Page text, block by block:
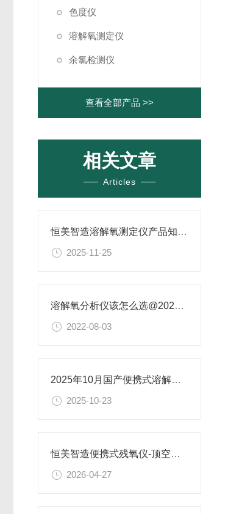
色度仪
溶解氧测定仪
余氯检测仪
查看全部产品 >>
相关文章
Articles
恒美智造溶解氧测定仪产品知识图谱报告书
2025-11-25
溶解氧分析仪该怎么选@2022选购指南
2022-08-03
2025年10月国产便携式溶解氧测定仪排名出炉，恒美智造自动识别传感器亮眼
2025-10-23
恒美智造便携式残氧仪-顶空气体分析仪-手持式顶空残氧包装检测仪选型指南
2026-04-27